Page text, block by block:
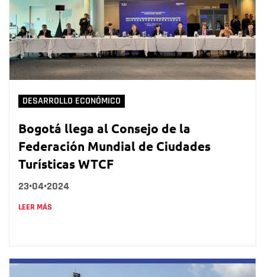
DESARROLLO ECONÓMICO
Bogotá llega al Consejo de la
Federación Mundial de Ciudades
Turísticas WTCF
23•04•2024
LEER MÁS